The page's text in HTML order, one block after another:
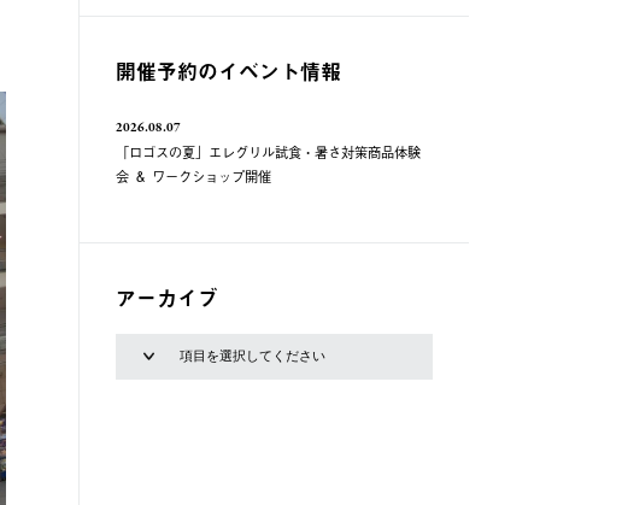
開催予約のイベント情報
2026.08.07
「ロゴスの夏」エレグリル試食・暑さ対策商品体験
会 ＆ ワークショップ開催
アーカイブ